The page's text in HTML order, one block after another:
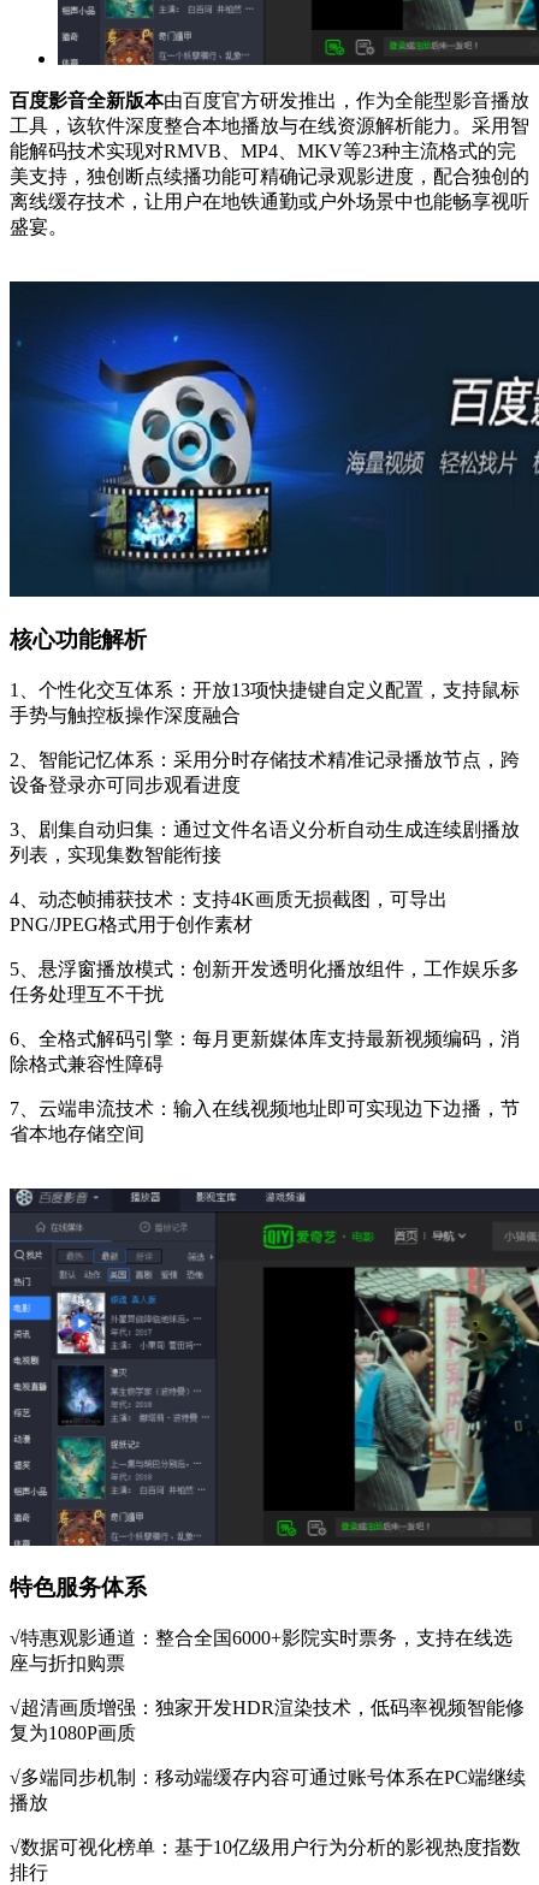
百度影音全新版本由百度官方研发推出，作为全能型影音播放
工具，该软件深度整合本地播放与在线资源解析能力。采用智
能解码技术实现对RMVB、MP4、MKV等23种主流格式的完
美支持，独创断点续播功能可精确记录观影进度，配合独创的
离线缓存技术，让用户在地铁通勤或户外场景中也能畅享视听
盛宴。
核心功能解析
1、个性化交互体系：开放13项快捷键自定义配置，支持鼠标
手势与触控板操作深度融合
2、智能记忆体系：采用分时存储技术精准记录播放节点，跨
设备登录亦可同步观看进度
3、剧集自动归集：通过文件名语义分析自动生成连续剧播放
列表，实现集数智能衔接
4、动态帧捕获技术：支持4K画质无损截图，可导出
PNG/JPEG格式用于创作素材
5、悬浮窗播放模式：创新开发透明化播放组件，工作娱乐多
任务处理互不干扰
6、全格式解码引擎：每月更新媒体库支持最新视频编码，消
除格式兼容性障碍
7、云端串流技术：输入在线视频地址即可实现边下边播，节
省本地存储空间
特色服务体系
√特惠观影通道：整合全国6000+影院实时票务，支持在线选
座与折扣购票
√超清画质增强：独家开发HDR渲染技术，低码率视频智能修
复为1080P画质
√多端同步机制：移动端缓存内容可通过账号体系在PC端继续
播放
√数据可视化榜单：基于10亿级用户行为分析的影视热度指数
排行